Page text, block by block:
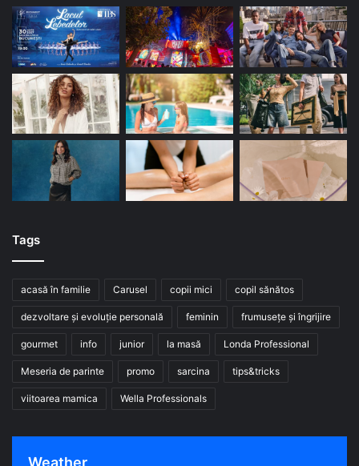
Tags
acasă în familie Carusel copii mici copil sănătos
dezvoltare și evoluție personală feminin frumusețe și îngrijire
gourmet info junior la masă Londa Professional
Meseria de parinte promo sarcina tips&tricks
viitoarea mamica Wella Professionals
Weather